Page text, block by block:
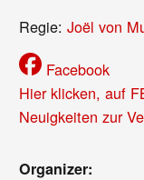
Regie:Joël von
Facebook
Hier klicken, auf
Neuigkeiten zur
Organizer: